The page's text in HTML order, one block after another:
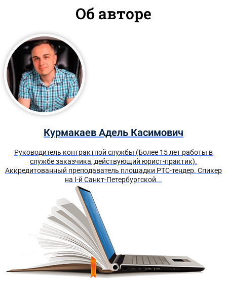
Об авторе
Курмакаев Адель Касимович
Руководитель контрактной службы (Более 15 лет работы в
службе заказчика, действующий юрист-практик).
Аккредитованный преподаватель площадки РТС-тендер. Спикер
на I-й Санкт-Петербургской...